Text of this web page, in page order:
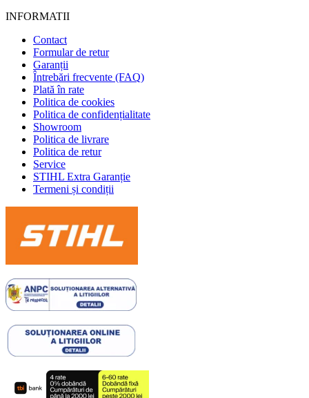
INFORMATII
Contact
Formular de retur
Garanții
Întrebări frecvente (FAQ)
Plată în rate
Politica de cookies
Politica de confidențialitate
Showroom
Politica de livrare
Politica de retur
Service
STIHL Extra Garanție
Termeni și condiții